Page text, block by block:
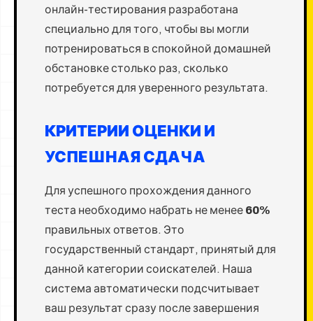
онлайн-тестирования разработана
специально для того, чтобы вы могли
потренироваться в спокойной домашней
обстановке столько раз, сколько
потребуется для уверенного результата.
КРИТЕРИИ ОЦЕНКИ И
УСПЕШНАЯ СДАЧА
Для успешного прохождения данного
теста необходимо набрать не менее 60%
правильных ответов. Это
государственный стандарт, принятый для
данной категории соискателей. Наша
система автоматически подсчитывает
ваш результат сразу после завершения